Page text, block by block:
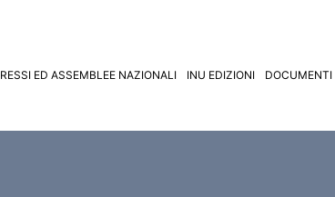
ED ASSEMBLEE NAZIONALI INU EDIZIONI DOCUMENTI